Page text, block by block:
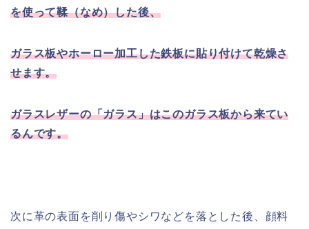
を使って鞣（なめ）した後、
ガラス板やホーロー加工した鉄板に貼り付けて乾燥さ
せます。
ガラスレザーの「ガラス」はこのガラス板から来てい
るんです。
次に革の表面を削り傷やシワなどを落とした後、顔料